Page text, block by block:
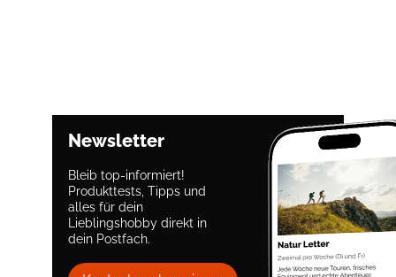
Newsletter
Bleib top-informiert!
Produkttests, Tipps und
alles für dein
Lieblingshobby direkt in
dein Postfach.